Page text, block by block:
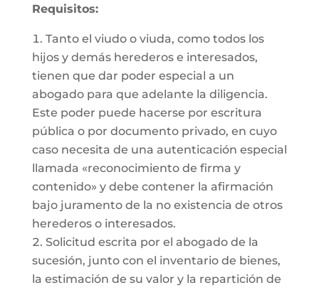
Requisitos:
Tanto el viudo o viuda, como todos los
hijos y demás herederos e interesados,
tienen que dar poder especial a un
abogado para que adelante la diligencia.
Este poder puede hacerse por escritura
pública o por documento privado, en cuyo
caso necesita de una autenticación especial
llamada «reconocimiento de firma y
contenido» y debe contener la afirmación
bajo juramento de la no existencia de otros
herederos o interesados.
Solicitud escrita por el abogado de la
sucesión, junto con el inventario de bienes,
la estimación de su valor y la repartición de